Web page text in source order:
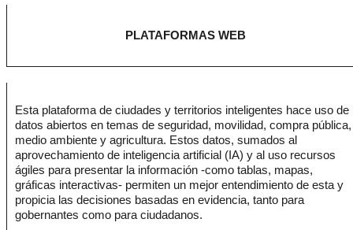
PLATAFORMAS WEB
Esta plataforma de ciudades y territorios inteligentes hace uso de
datos abiertos en temas de seguridad, movilidad, compra pública,
medio ambiente y agricultura. Estos datos, sumados al
aprovechamiento de inteligencia artificial (IA) y al uso recursos
ágiles para presentar la información -como tablas, mapas,
gráficas interactivas- permiten un mejor entendimiento de esta y
propicia las decisiones basadas en evidencia, tanto para
gobernantes como para ciudadanos.